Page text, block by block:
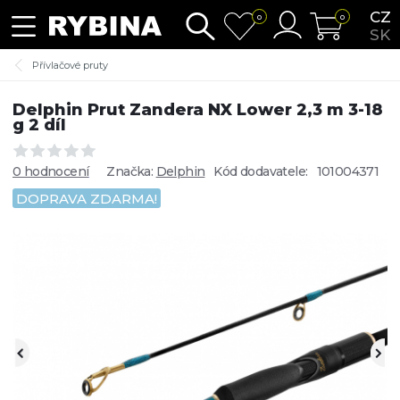
CZ
SK
0 0
Přívlačové pruty
Delphin Prut Zandera NX Lower 2,3 m 3-18
g 2 díl
0 hodnocení Značka: Delphin Kód dodavatele: 101004371
DOPRAVA ZDARMA!